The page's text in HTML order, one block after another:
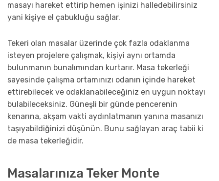
masayı hareket ettirip hemen işinizi halledebilirsiniz
yani kişiye el çabukluğu sağlar.
Tekeri olan masalar üzerinde çok fazla odaklanma
isteyen projelere çalışmak, kişiyi aynı ortamda
bulunmanın bunalımından kurtarır. Masa tekerleği
sayesinde çalışma ortamınızı odanın içinde hareket
ettirebilecek ve odaklanabileceğiniz en uygun noktayı
bulabileceksiniz. Güneşli bir günde pencerenin
kenarına, akşam vakti aydınlatmanın yanına masanızı
taşıyabildiğinizi düşünün. Bunu sağlayan araç tabii ki
de masa tekerleğidir.
Masalarınıza Teker Monte